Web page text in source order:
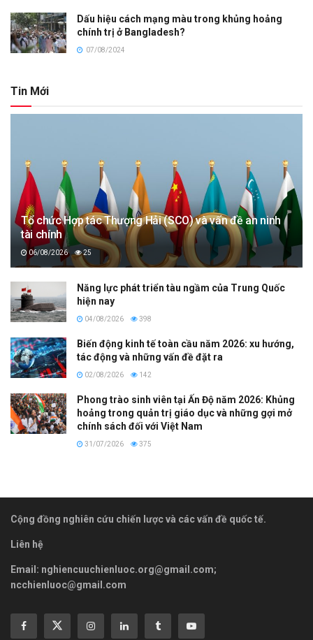
Dấu hiệu cách mạng màu trong khủng hoảng
chính trị ở Bangladesh?
07/08/2024
Tin Mới
Tổ chức Hợp tác Thượng Hải (SCO) và vấn đề an ninh
tài chính
06/08/2026 25
Năng lực phát triển tàu ngầm của Trung Quốc
hiện nay
04/08/2026 398
Biến động kinh tế toàn cầu năm 2026: xu hướng,
tác động và những vấn đề đặt ra
02/08/2026 142
Phong trào sinh viên tại Ấn Độ năm 2026: Khủng
hoảng trong quản trị giáo dục và những gợi mở
chính sách đối với Việt Nam
31/07/2026 375
Cộng đồng nghiên cứu chiến lược và các vấn đề quốc tế.
Liên hệ
Email: nghiencuuchienluoc.org@gmail.com;
ncchienluoc@gmail.com